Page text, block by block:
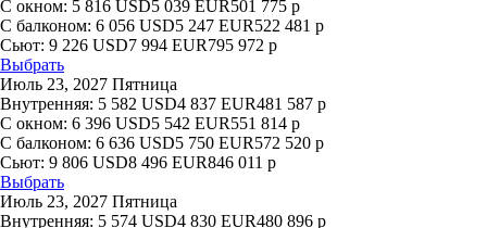
С окном: 5 816 USD5 039 EUR501 775 р
С балконом: 6 056 USD5 247 EUR522 481 р
Сьют: 9 226 USD7 994 EUR795 972 р
Выбрать
Июль 23, 2027 Пятница
Внутренняя: 5 582 USD4 837 EUR481 587 р
С окном: 6 396 USD5 542 EUR551 814 р
С балконом: 6 636 USD5 750 EUR572 520 р
Сьют: 9 806 USD8 496 EUR846 011 р
Выбрать
Июль 23, 2027 Пятница
Внутренняя: 5 574 USD4 830 EUR480 896 р